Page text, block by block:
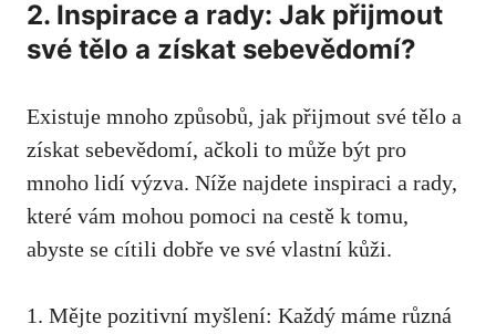
2. Inspirace a rady: Jak přijmout
své tělo a získat sebevědomí?
Existuje mnoho způsobů, jak⁤ přijmout své tělo a​
získat sebevědomí, ačkoli to‌ může být⁤ pro ​
mnoho lidí výzva. Níže najdete inspiraci a rady,
které ⁣vám ‌mohou pomoci‌ na cestě k tomu,
abyste se cítili dobře ve‍ své​ vlastní kůži.
1. Mějte⁤ pozitivní ‌myšlení: Každý máme různá